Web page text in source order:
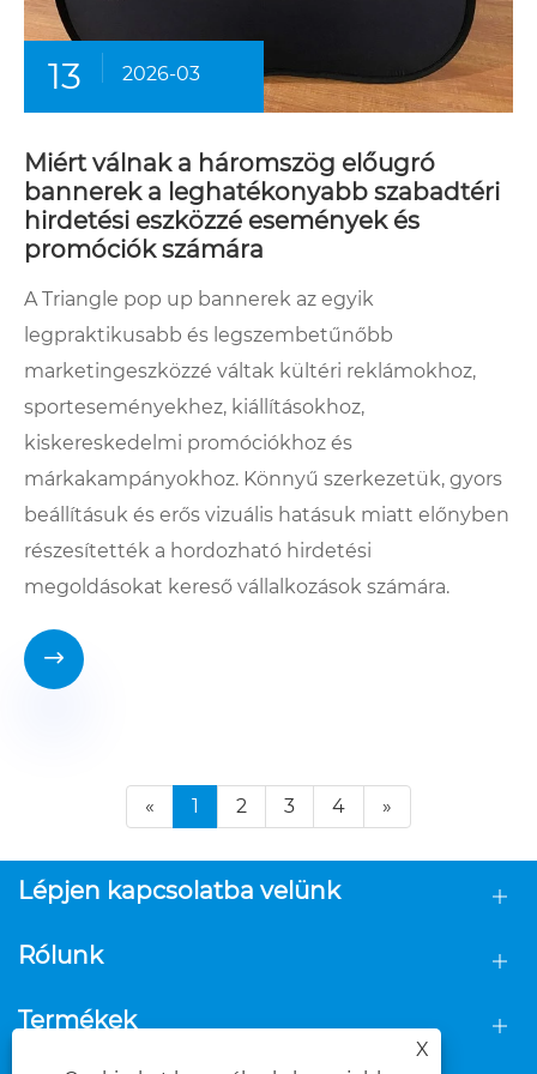
13 2026-03
Miért válnak a háromszög előugró
bannerek a leghatékonyabb szabadtéri
hirdetési eszközzé események és
promóciók számára
A Triangle pop up bannerek az egyik
legpraktikusabb és legszembetűnőbb
marketingeszközzé váltak kültéri reklámokhoz,
sporteseményekhez, kiállításokhoz,
kiskereskedelmi promóciókhoz és
márkakampányokhoz. Könnyű szerkezetük, gyors
beállításuk és erős vizuális hatásuk miatt előnyben
részesítették a hordozható hirdetési
megoldásokat kereső vállalkozások számára.

« 1 2 3 4 »
Lépjen kapcsolatba velünk
Rólunk
Termékek
X